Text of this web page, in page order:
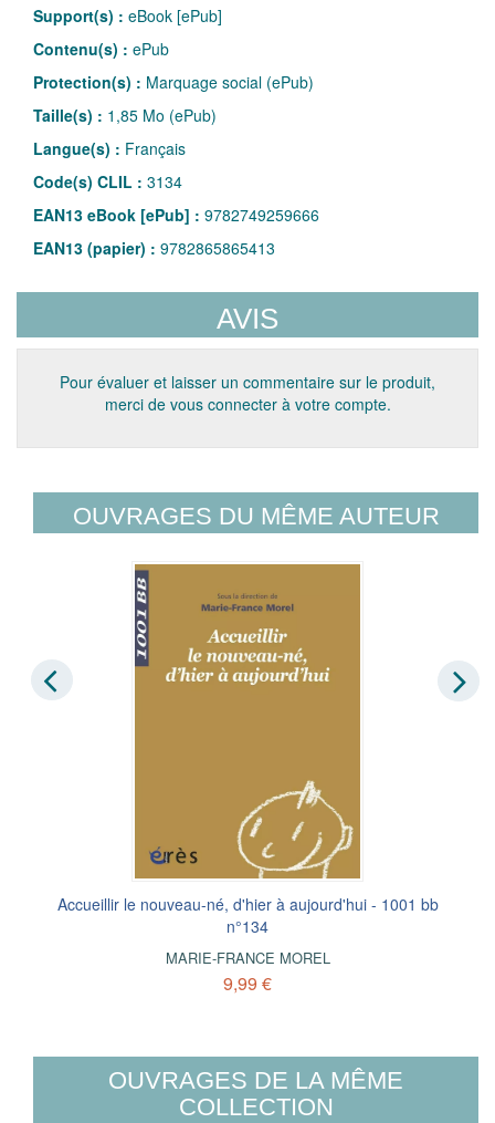
Support(s) : eBook [ePub]
Contenu(s) : ePub
Protection(s) : Marquage social (ePub)
Taille(s) : 1,85 Mo (ePub)
Langue(s) : Français
Code(s) CLIL : 3134
EAN13 eBook [ePub] : 9782749259666
EAN13 (papier) : 9782865865413
AVIS
Pour évaluer et laisser un commentaire sur le produit,
merci de vous connecter à votre compte.
OUVRAGES DU MÊME AUTEUR
Accueillir le nouveau-né, d'hier à aujourd'hui - 1001 bb
n°134
MARIE-FRANCE MOREL
9,99 €
OUVRAGES DE LA MÊME
COLLECTION